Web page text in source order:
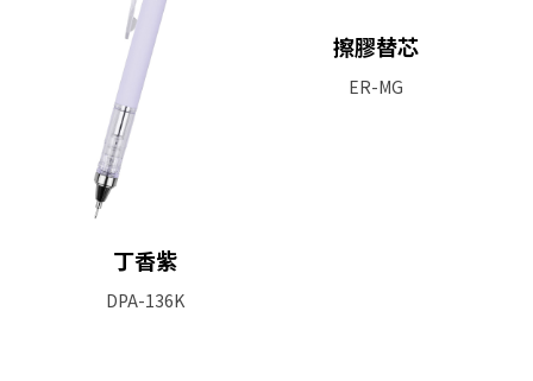
丁香紫
DPA-136K
擦膠替芯
ER-MG